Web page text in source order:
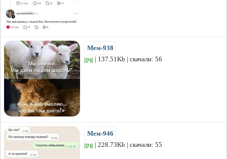
Мем-938
jpg | 137.51Kb | скачали: 56
Мем-946
jpg | 228.73Kb | скачали: 55